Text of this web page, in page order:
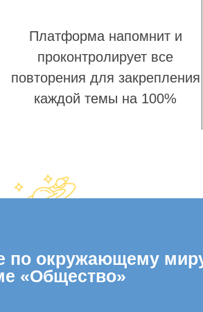
Платформа напомнит и
проконтролирует все
повторения для закрепления
каждой темы на 100%
по окружающему
«Общество»